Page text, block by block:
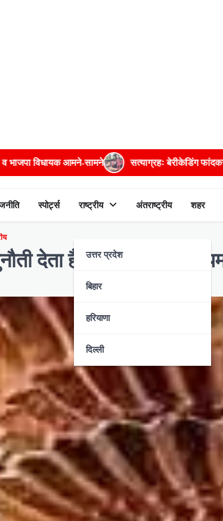
बेरीकेडिंग फांदकर चौराहे तक पहुंचे अमिताभ, बाद मे किया
स्पोर्ट्स राष्ट्रीय
उत्तर प्रदेश
बिहार
हरियाणा
दिल्ली
अंतराष्ट्रीय शहर
देता है भारत का यह